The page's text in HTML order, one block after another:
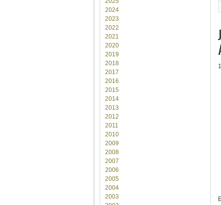
2024
2023
2022
2021
2020
2019
2018
2017
2016
2015
2014
2013
2012
2011
2010
2009
2008
2007
2006
2005
2004
2003